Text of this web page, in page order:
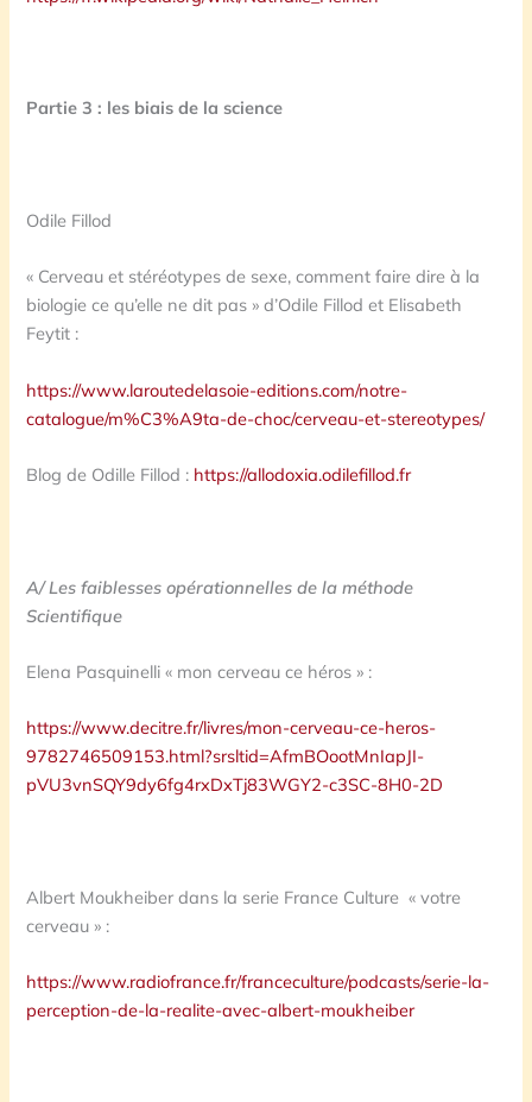
Partie 3 : les biais de la science
Odile Fillod
« Cerveau et stéréotypes de sexe, comment faire dire à la
biologie ce qu’elle ne dit pas » d’Odile Fillod et Elisabeth
Feytit :
https://www.laroutedelasoie-editions.com/notre-
catalogue/m%C3%A9ta-de-choc/cerveau-et-stereotypes/
Blog de Odille Fillod : https://allodoxia.odilefillod.fr
A/ Les faiblesses opérationnelles de la méthode
Scientifique
Elena Pasquinelli « mon cerveau ce héros » :
https://www.decitre.fr/livres/mon-cerveau-ce-heros-
9782746509153.html?srsltid=AfmBOootMnIapJI-
pVU3vnSQY9dy6fg4rxDxTj83WGY2-c3SC-8H0-2D
Albert Moukheiber dans la serie France Culture « votre
cerveau » :
https://www.radiofrance.fr/franceculture/podcasts/serie-la-
perception-de-la-realite-avec-albert-moukheiber